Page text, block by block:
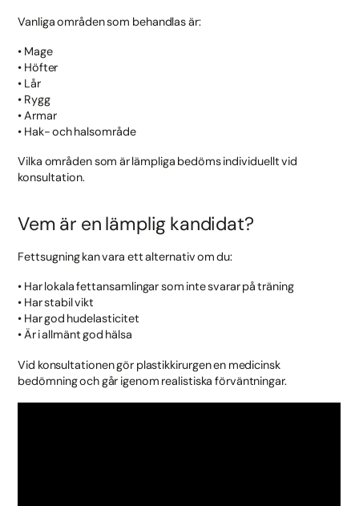
Vanliga områden som behandlas är:
• Mage
• Höfter
• Lår
• Rygg
• Armar
• Hak- och halsområde
Vilka områden som är lämpliga bedöms individuellt vid
konsultation.
Vem är en lämplig kandidat?
Fettsugning kan vara ett alternativ om du:
• Har lokala fettansamlingar som inte svarar på träning
• Har stabil vikt
• Har god hudelasticitet
• Är i allmänt god hälsa
Vid konsultationen gör plastikkirurgen en medicinsk
bedömning och går igenom realistiska förväntningar.